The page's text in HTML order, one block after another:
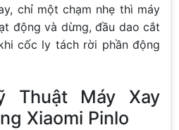
chỉ một chạm nhẹ thì máy
động và dừng, đầu dao cắt
cốc ly tách rời phần động
Thuật Máy Xay
Xiaomi Pinlo